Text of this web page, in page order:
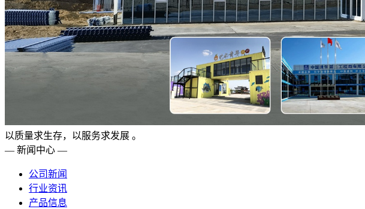
以质量求生存，以服务求发展 。
— 新闻中心 —
公司新闻
行业资讯
产品信息